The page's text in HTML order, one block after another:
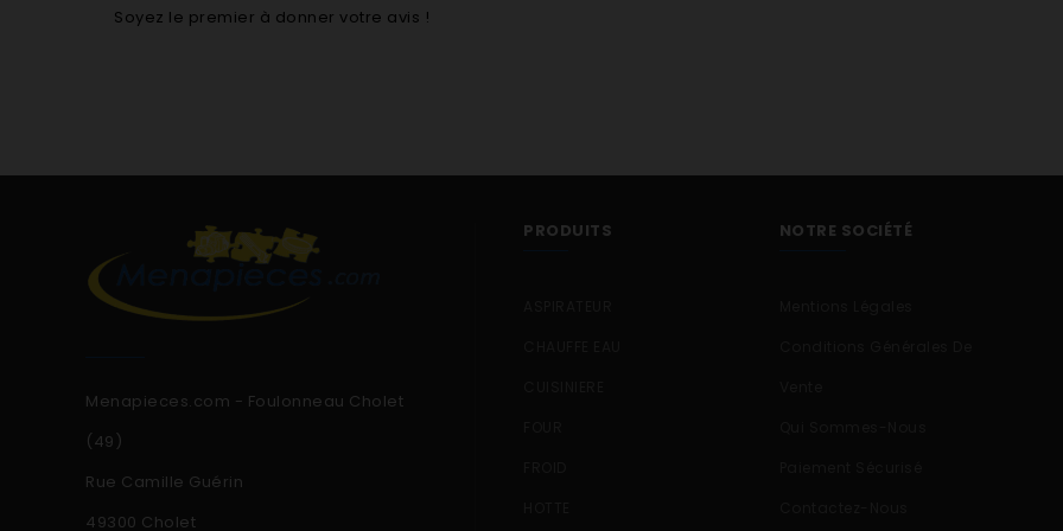
Soyez le premier à donner votre avis !
Menapieces.com - Foulonneau Cholet
(49)
Rue Camille Guérin
49300 Cholet
PRODUITS NOTRE SOCIÉTÉ